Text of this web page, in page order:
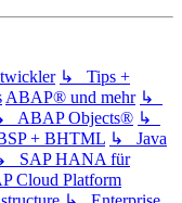
↳ Tips +
ABAP® und mehr ↳
ABAP Objects® ↳
+ BHTML ↳ Java
SAP HANA für
Cloud Platform